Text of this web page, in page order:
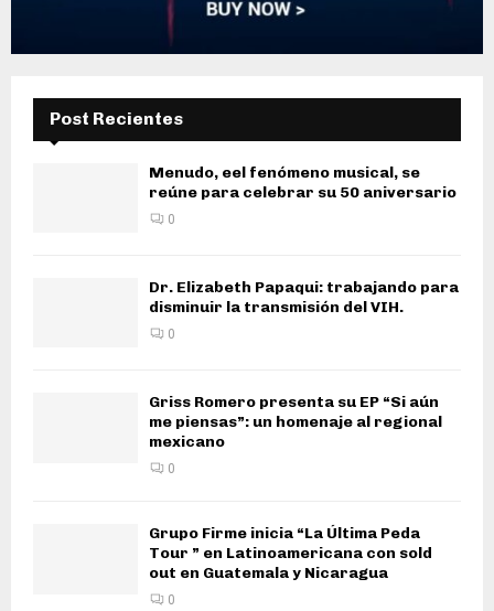
Post Recientes
Menudo, eel fenómeno musical, se
reúne para celebrar su 50 aniversario
0
Dr. Elizabeth Papaqui: trabajando para
disminuir la transmisión del VIH.
0
Griss Romero presenta su EP “Si aún
me piensas”: un homenaje al regional
mexicano
0
Grupo Firme inicia “La Última Peda
Tour ” en Latinoamericana con sold
out en Guatemala y Nicaragua
0